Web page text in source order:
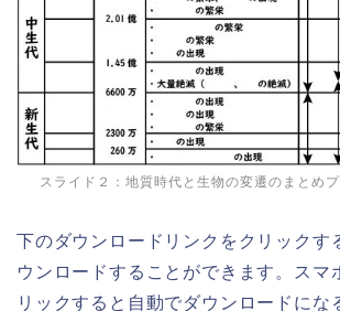
スライド２：地質時代と生物の変遷のまとめプ
下のダウンロードリンクをクリックす
ウンロードすることができます。スマ
リックすると自動でダウンロードにな